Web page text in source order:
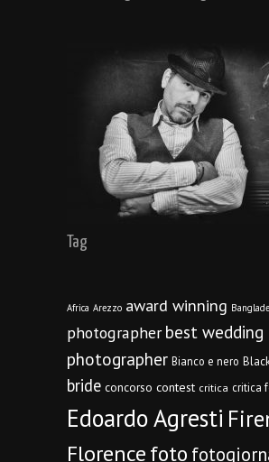
Tag
Africa Arezzo award winning
photographer best wedding
photographer Bianco e nero
bride concorso contest critica critica
Edoardo Agresti
Florencefoto